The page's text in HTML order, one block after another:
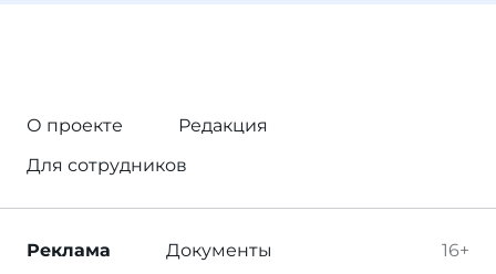
О проекте
Редакция
Для сотрудников
16+
Реклама Документы